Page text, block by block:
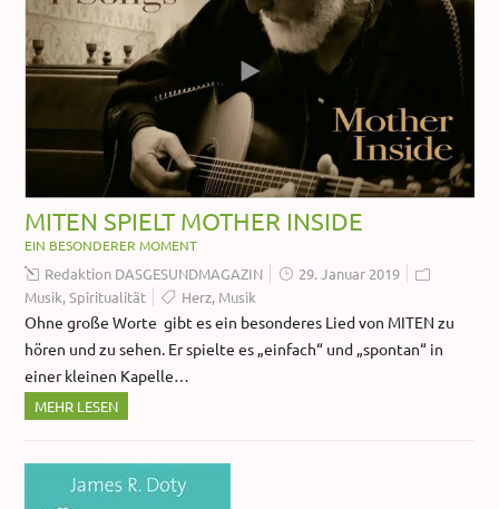
MITEN SPIELT MOTHER INSIDE
EIN BESONDERER MOMENT
Redaktion DASGESUNDMAGAZIN
29. Januar 2019
Musik,Spiritualität Herz, Musik
Ohne große Worte gibt es ein besonderes Lied von MITEN zu
hören und zu sehen. Er spielte es „einfach“ und „spontan“ in
einer kleinen Kapelle…
MEHR LESEN